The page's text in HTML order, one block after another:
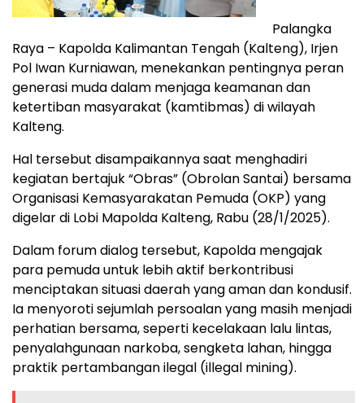
Palangka
Raya – Kapolda Kalimantan Tengah (Kalteng), Irjen
Pol Iwan Kurniawan, menekankan pentingnya peran
generasi muda dalam menjaga keamanan dan
ketertiban masyarakat (kamtibmas) di wilayah
Kalteng.
Hal tersebut disampaikannya saat menghadiri
kegiatan bertajuk “Obras” (Obrolan Santai) bersama
Organisasi Kemasyarakatan Pemuda (OKP) yang
digelar di Lobi Mapolda Kalteng, Rabu (28/1/2025).
Dalam forum dialog tersebut, Kapolda mengajak
para pemuda untuk lebih aktif berkontribusi
menciptakan situasi daerah yang aman dan kondusif.
Ia menyoroti sejumlah persoalan yang masih menjadi
perhatian bersama, seperti kecelakaan lalu lintas,
penyalahgunaan narkoba, sengketa lahan, hingga
praktik pertambangan ilegal (illegal mining).